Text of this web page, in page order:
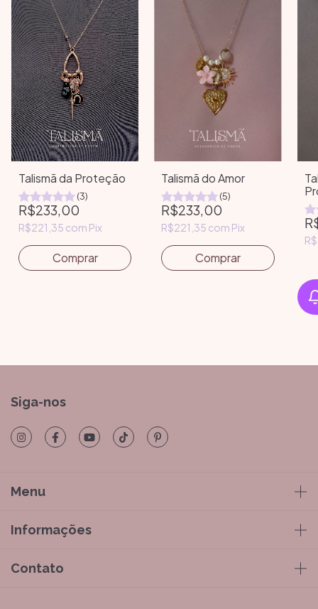
Talismã da Proteção
(3)
R$233,00
R$221,35 com Pix
Talismã do Amor
(5)
R$233,00
R$221,35 com Pix
Siga-nos
Menu
Informações
Contato